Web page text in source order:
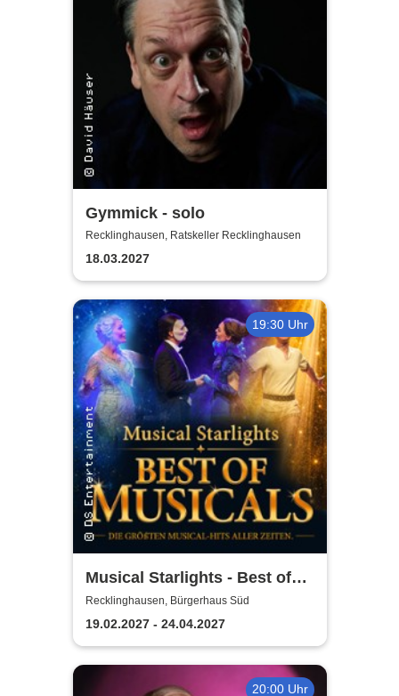
Gymmick - solo
Recklinghausen, Ratskeller Recklinghausen
18.03.2027
19:30 Uhr
Musical Starlights - Best of
Musicals
Recklinghausen, Bürgerhaus Süd
19.02.2027 - 24.04.2027
20:00 Uhr